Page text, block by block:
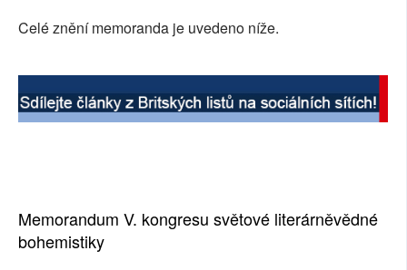
Celé znění memoranda je uvedeno níže.
Memorandum V. kongresu světové literárněvědné
bohemistiky